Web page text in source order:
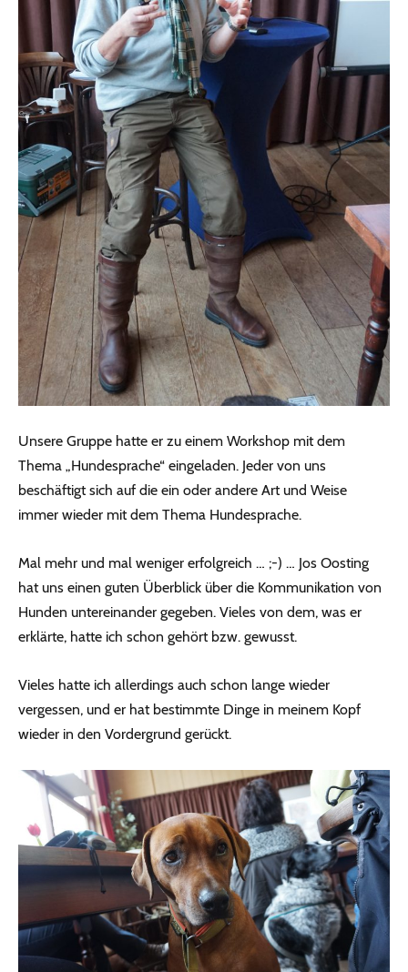
Unsere Gruppe hatte er zu einem Workshop mit dem
Thema „Hundesprache“ eingeladen. Jeder von uns
beschäftigt sich auf die ein oder andere Art und Weise
immer wieder mit dem Thema Hundesprache.
Mal mehr und mal weniger erfolgreich … ;-) … Jos Oosting
hat uns einen guten Überblick über die Kommunikation von
Hunden untereinander gegeben. Vieles von dem, was er
erklärte, hatte ich schon gehört bzw. gewusst.
Vieles hatte ich allerdings auch schon lange wieder
vergessen, und er hat bestimmte Dinge in meinem Kopf
wieder in den Vordergrund gerückt.